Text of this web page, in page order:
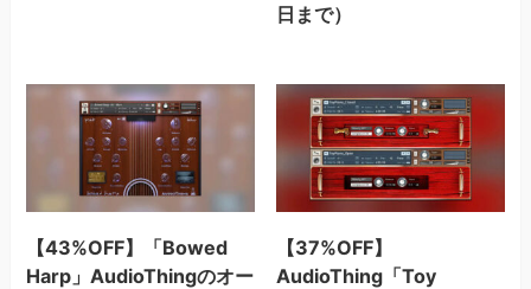
日まで）
【43%OFF】「Bowed
Harp」AudioThingのオー
【37%OFF】
AudioThing「Toy